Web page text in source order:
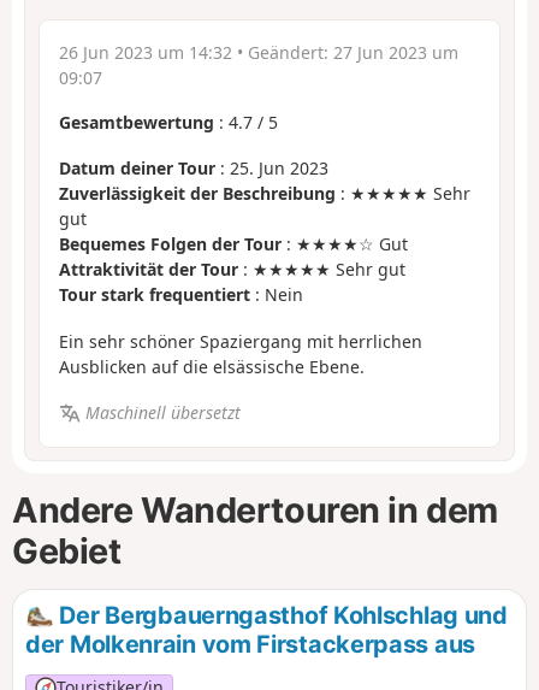
26 Jun 2023 um 14:32 • Geändert: 27 Jun 2023 um
09:07
Gesamtbewertung : 4.7 / 5
Datum deiner Tour : 25. Jun 2023
Zuverlässigkeit der Beschreibung : ★★★★★ Sehr
gut
Bequemes Folgen der Tour : ★★★★☆ Gut
Attraktivität der Tour : ★★★★★ Sehr gut
Tour stark frequentiert : Nein
Ein sehr schöner Spaziergang mit herrlichen
Ausblicken auf die elsässische Ebene.
Maschinell übersetzt
Andere Wandertouren in dem
Gebiet
Der Bergbauerngasthof Kohlschlag und
der Molkenrain vom Firstackerpass aus